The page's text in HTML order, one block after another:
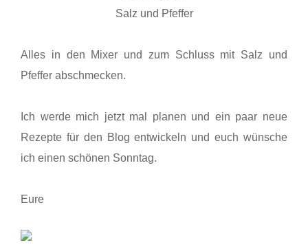
Salz und Pfeffer
Alles in den Mixer und zum Schluss mit Salz und
Pfeffer abschmecken.
Ich werde mich jetzt mal planen und ein paar neue
Rezepte für den Blog entwickeln und euch wünsche
ich einen schönen Sonntag.
Eure